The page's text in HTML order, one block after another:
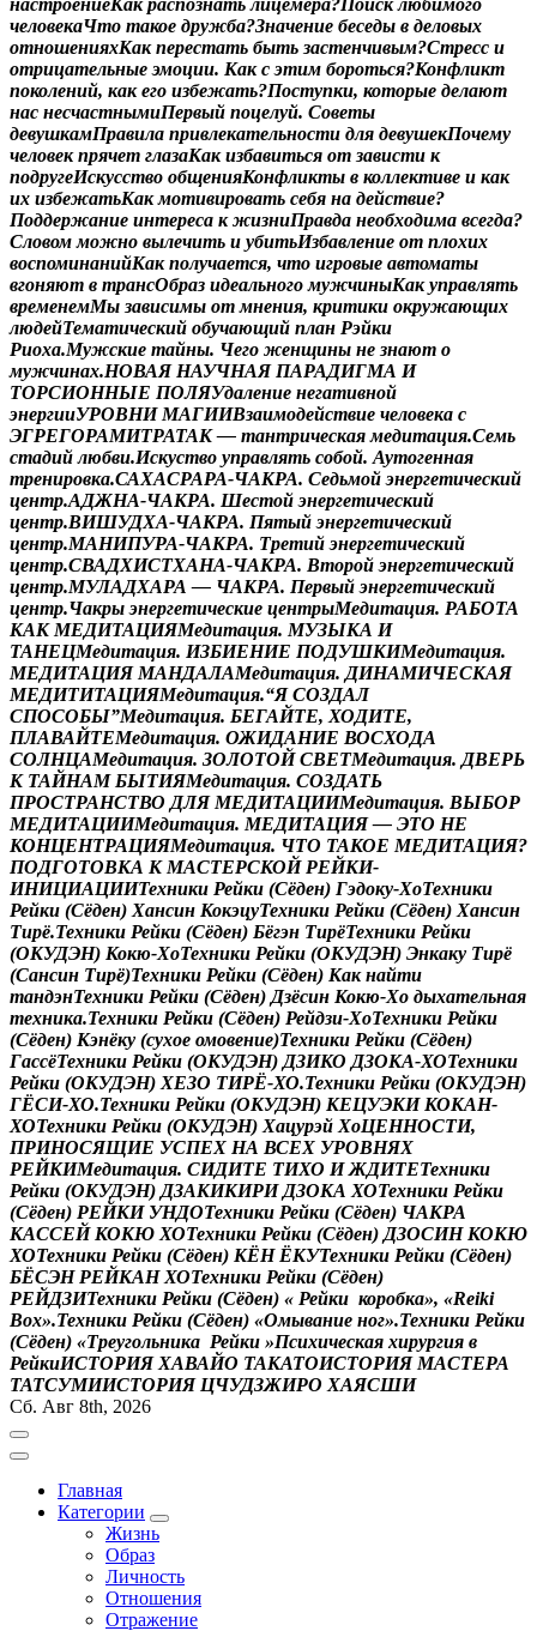
настроениеКак распознать лицемера?Поиск любимого
человекаЧто такое дружба?Значение беседы в деловых
отношенияхКак перестать быть застенчивым?Стресс и
отрицательные эмоции. Как с этим бороться?Конфликт
поколений, как его избежать?Поступки, которые делают
нас несчастнымиПервый поцелуй. Советы
девушкамПравила привлекательности для девушекПочему
человек прячет глазаКак избавиться от зависти к
подругеИскусство общенияКонфликты в коллективе и как
их избежатьКак мотивировать себя на действие?
Поддержание интереса к жизниПравда необходима всегда?
Словом можно вылечить и убитьИзбавление от плохих
воспоминанийКак получается, что игровые автоматы
вгоняют в трансОбраз идеального мужчиныКак управлять
временемМы зависимы от мнения, критики окружающих
людейТематический обучающий план Рэйки
Риоха.Мужские тайны. Чего женщины не знают о
мужчинах.НОВАЯ НАУЧНАЯ ПАРАДИГМА И
ТОРСИОННЫЕ ПОЛЯУдаление негативной
энергииУРОВНИ МАГИИВзаимодействие человека с
ЭГРЕГОРАМИТРАТАК — тантрическая медитация.Семь
стадий любви.Искуство управлять собой. Аутогенная
тренировка.САХАСРАРА-ЧАКРА. Седьмой энергетический
центр.АДЖНА-ЧАКРА. Шестой энергетический
центр.ВИШУДХА-ЧАКРА. Пятый энергетический
центр.МАНИПУРА-ЧАКРА. Третий энергетический
центр.СВАДХИСТХАНА-ЧАКРА. Второй энергетический
центр.МУЛАДХАРА — ЧАКРА. Первый энергетический
центр.Чакры энергетические центрыМедитация. РАБОТА
КАК МЕДИТАЦИЯМедитация. МУЗЫКА И
ТАНЕЦМедитация. ИЗБИЕНИЕ ПОДУШКИМедитация.
МЕДИТАЦИЯ МАНДАЛАМедитация. ДИНАМИЧЕСКАЯ
МЕДИТИТАЦИЯМедитация.“Я СОЗДАЛ
СПОСОБЫ”Медитация. БЕГАЙТЕ, ХОДИТЕ,
ПЛАВАЙТЕМедитация. ОЖИДАНИЕ ВОСХОДА
СОЛНЦАМедитация. ЗОЛОТОЙ СВЕТМедитация. ДВЕРЬ
К ТАЙНАМ БЫТИЯМедитация. СОЗДАТЬ
ПРОСТРАНСТВО ДЛЯ МЕДИТАЦИИМедитация. ВЫБОР
МЕДИТАЦИИМедитация. МЕДИТАЦИЯ — ЭТО НЕ
КОНЦЕНТРАЦИЯМедитация. ЧТО ТАКОЕ МЕДИТАЦИЯ?
ПОДГОТОВКА К МАСТЕРСКОЙ РЕЙКИ-
ИНИЦИАЦИИТехники Рейки (Сёден) Гэдоку-ХоТехники
Рейки (Сёден) Хансин КокэцуТехники Рейки (Сёден) Хансин
Тирё.Техники Рейки (Сёден) Бёгэн ТирёТехники Рейки
(ОКУДЭН) Кокю-ХоТехники Рейки (ОКУДЭН) Энкаку Тирё
(Сансин Тирё)Техники Рейки (Сёден) Как найти
тандэнТехники Рейки (Сёден) Дзёсин Кокю-Хо дыхательная
техника.Техники Рейки (Сёден) Рейдзи-ХоТехники Рейки
(Сёден) Кэнёку (сухое омовение)Техники Рейки (Сёден)
ГассёТехники Рейки (ОКУДЭН) ДЗИКО ДЗОКА-ХОТехники
Рейки (ОКУДЭН) ХЕЗО ТИРЁ-ХО.Техники Рейки (ОКУДЭН)
ГЁСИ-ХО.Техники Рейки (ОКУДЭН) КЕЦУЭКИ КОКАН-
ХОТехники Рейки (ОКУДЭН) Хацурэй ХоЦЕННОСТИ,
ПРИНОСЯЩИЕ УСПЕХ НА ВСЕХ УРОВНЯХ
РЕЙКИМедитация. СИДИТЕ ТИХО И ЖДИТЕТехники
Рейки (ОКУДЭН) ДЗАКИКИРИ ДЗОКА ХОТехники Рейки
(Сёден) РЕЙКИ УНДОТехники Рейки (Сёден) ЧАКРА
КАССЕЙ КОКЮ ХОТехники Рейки (Сёден) ДЗОСИН КОКЮ
ХОТехники Рейки (Сёден) КЁН ЁКУТехники Рейки (Сёден)
БЁСЭН РЕЙКАН ХОТехники Рейки (Сёден)
РЕЙДЗИТехники Рейки (Сёден) « Рейки коробка», «Reiki
Вox».Техники Рейки (Сёден) «Омывание ног».Техники Рейки
(Сёден) «Треугольника Рейки »Психическая хирургия в
РейкиИСТОРИЯ ХАВАЙО ТАКАТОИСТОРИЯ МАСТЕРА
ТАТСУМИИСТОРИЯ ЦЧУДЗЖИРО ХАЯСШИ
Сб. Авг 8th, 2026
Главная
Категории
Жизнь
Образ
Личность
Отношения
Отражение